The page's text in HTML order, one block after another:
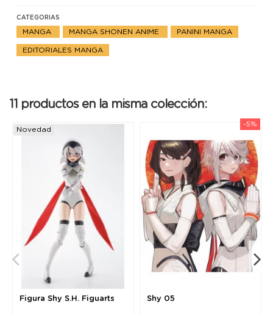
CATEGORIAS
MANGA MANGA SHONEN ANIME PANINI MANGA
EDITORIALES MANGA
11 productos en la misma colección:
Novedad
Figura Shy S.H. Figuarts
-5%
Shy 05